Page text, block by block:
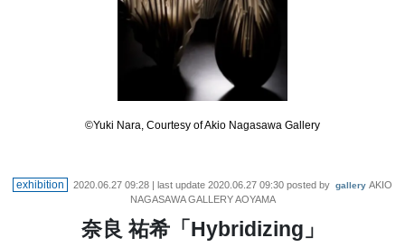
©Yuki Nara, Courtesy of Akio Nagasawa Gallery
exhibition 2020.06.27 09:28 | last update 2020.06.27 09:30 posted by gallery AKIO
NAGASAWA GALLERY AOYAMA
奈良 祐希「Hybridizing」